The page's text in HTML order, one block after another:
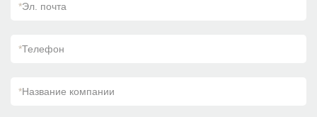
*Эл. почта
*Телефон
*Название компании